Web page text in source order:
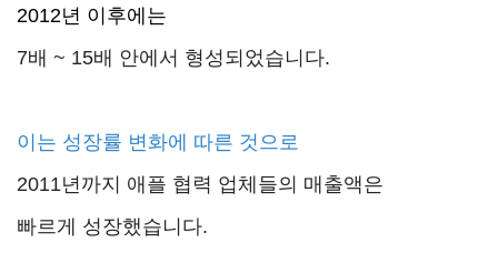
2012년 이후에는
7배 ~ 15배 안에서 형성되었습니다.
이는 성장률 변화에 따른 것으로
2011년까지 애플 협력 업체들의 매출액은
빠르게 성장했습니다.